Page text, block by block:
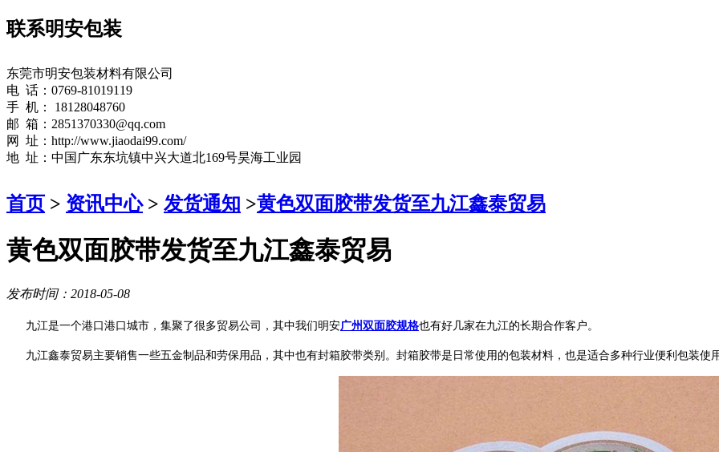
联系明安包装
东莞市明安包装材料有限公司
电 话：0769-81019119
手 机： 18128048760
邮 箱：2851370330@qq.com
网 址：http://www.jiaodai99.com/
地 址：中国广东东坑镇中兴大道北169号昊海工业园
首页 > 资讯中心> 发货通知 >黄色双面胶带发货至九江鑫泰贸易
黄色双面胶带发货至九江鑫泰贸易
发布时间：2018-05-08
九江是一个港口港口城市，集聚了很多贸易公司，其中我们明安广州双面胶规格也有好几家在九江的长期合作客户。
九江鑫泰贸易主要销售一些五金制品和劳保用品，其中也有封箱胶带类别。封箱胶带是日常使用的包装材料，也是适合多种行业便利包装使